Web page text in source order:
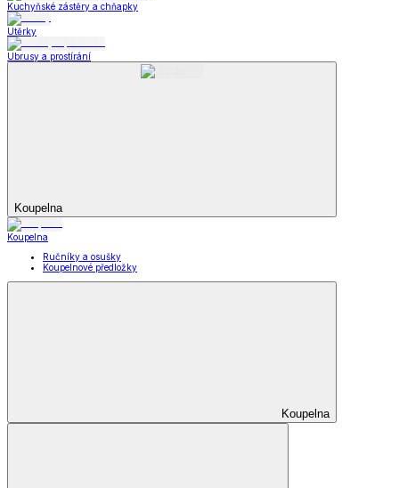
Kuchyňské zástěry a chňapky
Utěrky
Ubrusy a prostírání
Koupelna
Koupelna
Ručníky a osušky
Koupelnové předložky
Koupelna